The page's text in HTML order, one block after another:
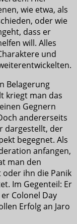
wie etwa, als
oder wie
dass er
will. Alles
und
Belagerung
kriegt man das
Gegnern
andererseits
dargestellt, der
begegnet. Als
anfangen,
man den
ihn die Panik
Im Gegenteil: Er
Colonel Day
Erfolg an Jaro